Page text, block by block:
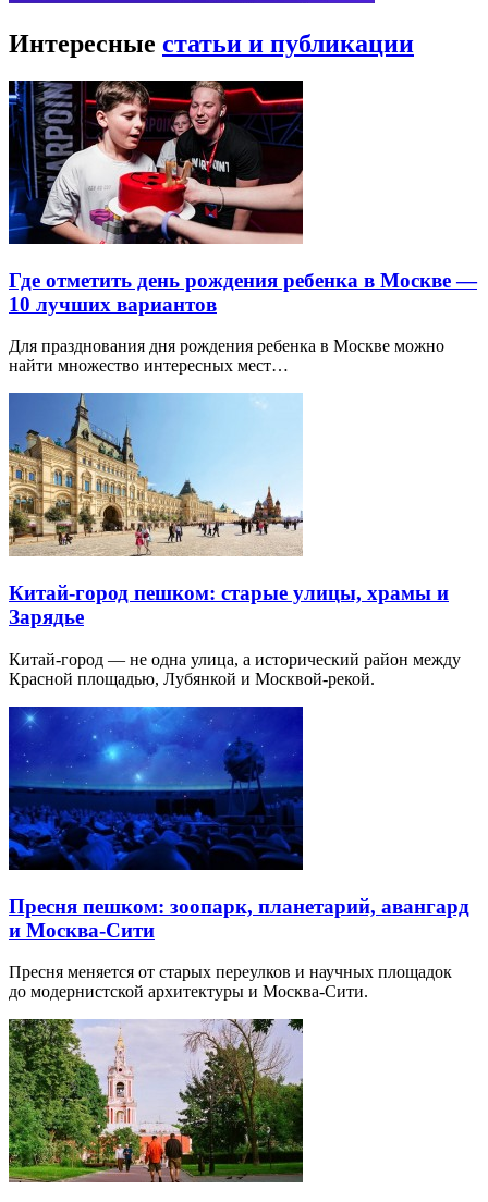
Интересные статьи и публикации
Где отметить день рождения ребенка в Москве —
10 лучших вариантов
Для празднования дня рождения ребенка в Москве можно
найти множество интересных мест…
Китай-город пешком: старые улицы, храмы и
Зарядье
Китай-город — не одна улица, а исторический район между
Красной площадью, Лубянкой и Москвой-рекой.
Пресня пешком: зоопарк, планетарий, авангард
и Москва-Сити
Пресня меняется от старых переулков и научных площадок
до модернистской архитектуры и Москва-Сити.